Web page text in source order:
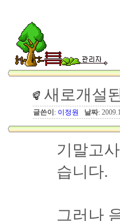
새로개설
글쓴이 : 이정원 날짜:
기말고
습니다.
그러나